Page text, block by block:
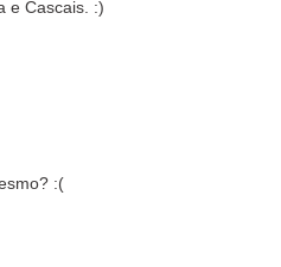
e Cascais. :)
:(